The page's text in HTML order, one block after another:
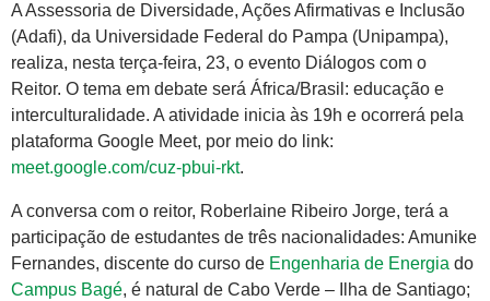
A Assessoria de Diversidade, Ações Afirmativas e Inclusão
(Adafi), da Universidade Federal do Pampa (Unipampa),
realiza, nesta terça-feira, 23, o evento Diálogos com o
Reitor. O tema em debate será África/Brasil: educação e
interculturalidade. A atividade inicia às 19h e ocorrerá pela
plataforma Google Meet, por meio do link:
meet.google.com/cuz-pbui-rkt.
A conversa com o reitor, Roberlaine Ribeiro Jorge, terá a
participação de estudantes de três nacionalidades: Amunike
Fernandes, discente do curso de Engenharia de Energia do
Campus Bagé, é natural de Cabo Verde – Ilha de Santiago;